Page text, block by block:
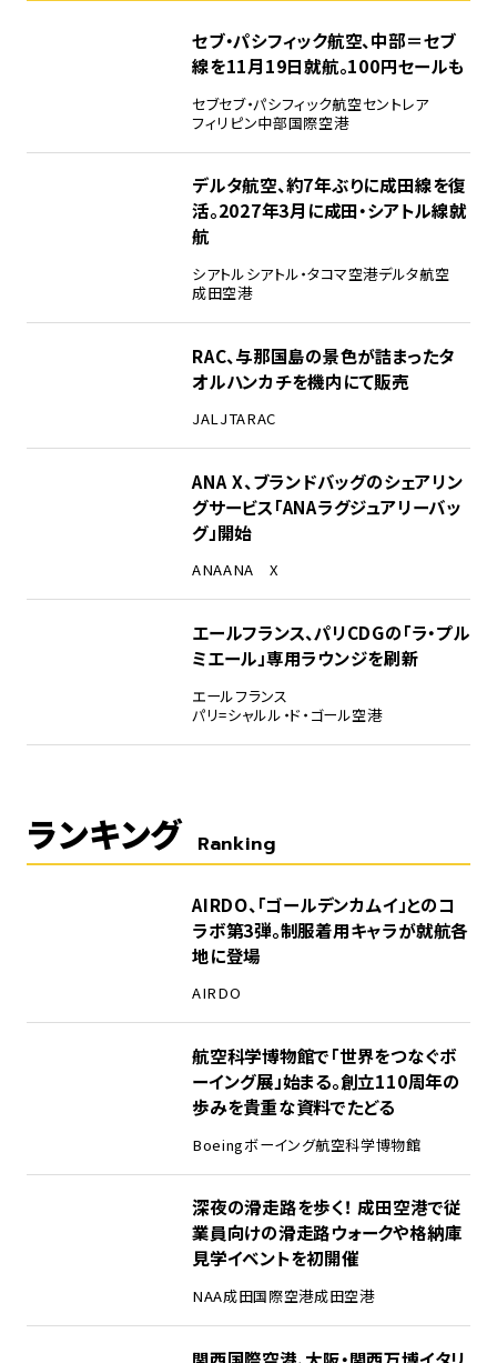
セブ・パシフィック航空、中部＝セブ
線を11月19日就航。100円セールも
セブセブ・パシフィック航空セントレア
フィリピン中部国際空港
デルタ航空、約7年ぶりに成田線を復
活。2027年3月に成田・シアトル線就
航
シアトルシアトル・タコマ空港デルタ航空
成田空港
RAC、与那国島の景色が詰まったタ
オルハンカチを機内にて販売
JALJTARAC
ANA X、ブランドバッグのシェアリン
グサービス「ANAラグジュアリーバッ
グ」開始
ANAANA X
エールフランス、パリCDGの「ラ・プル
ミエール」専用ラウンジを刷新
エールフランス
パリ=シャルル・ド・ゴール空港
ランキング Ranking
AIRDO、「ゴールデンカムイ」とのコ
ラボ第3弾。制服着用キャラが就航各
地に登場
AIRDO
航空科学博物館で「世界をつなぐボ
ーイング展」始まる。創立110周年の
歩みを貴重な資料でたどる
Boeingボーイング航空科学博物館
深夜の滑走路を歩く！ 成田空港で従
業員向けの滑走路ウォークや格納庫
見学イベントを初開催
NAA成田国際空港成田空港